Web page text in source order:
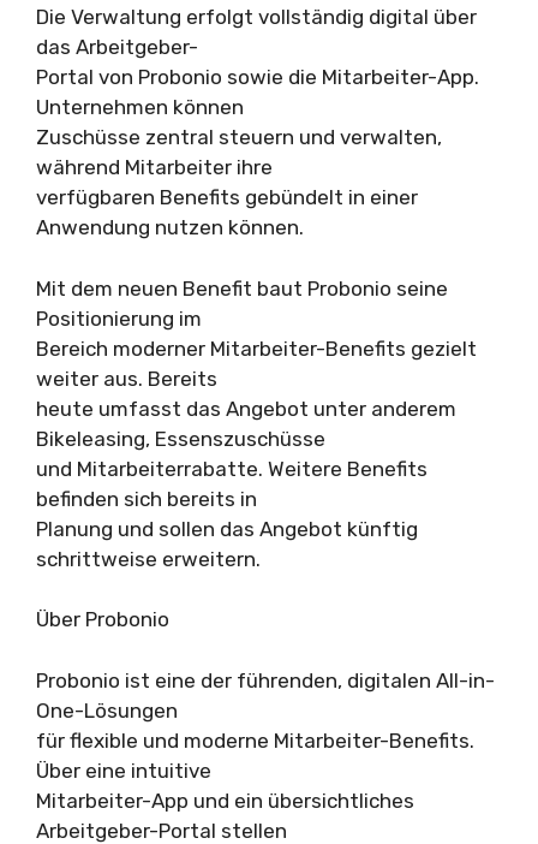
Die Verwaltung erfolgt vollständig digital über
das Arbeitgeber-
Portal von Probonio sowie die Mitarbeiter-App.
Unternehmen können
Zuschüsse zentral steuern und verwalten,
während Mitarbeiter ihre
verfügbaren Benefits gebündelt in einer
Anwendung nutzen können.
Mit dem neuen Benefit baut Probonio seine
Positionierung im
Bereich moderner Mitarbeiter-Benefits gezielt
weiter aus. Bereits
heute umfasst das Angebot unter anderem
Bikeleasing, Essenszuschüsse
und Mitarbeiterrabatte. Weitere Benefits
befinden sich bereits in
Planung und sollen das Angebot künftig
schrittweise erweitern.
Über Probonio
Probonio ist eine der führenden, digitalen All-in-
One-Lösungen
für flexible und moderne Mitarbeiter-Benefits.
Über eine intuitive
Mitarbeiter-App und ein übersichtliches
Arbeitgeber-Portal stellen